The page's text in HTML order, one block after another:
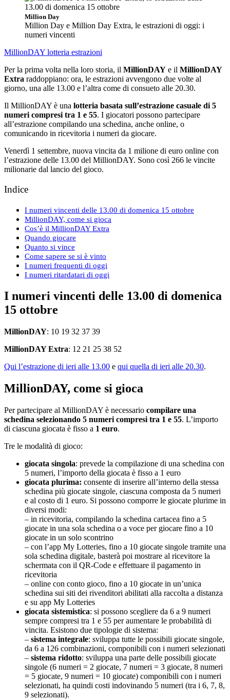
Million Day
Million Day e Million Day Extra, le estrazioni di oggi: i
numeri vincenti
MillionDAY lotteria estrazioni
Per la prima volta nella loro storia, il MillionDAY e il MillionDAY
Extra raddoppiano: ora, le estrazioni avvengono due volte al
giorno, una alle 13.00 e l’altra come di consueto alle 20.30.
Il MillionDAY è una lotteria basata sull’estrazione casuale di 5
numeri compresi tra 1 e 55. I giocatori possono partecipare
all’estrazione compilando una schedina, anche online, o
comunicando in ricevitoria i numeri da giocare.
Venerdì 1 settembre, nuova vincita da 1 milione di euro online con
l’estrazione delle 13.00 del MillionDAY. Sono così 266 le vincite
milionarie dal lancio del gioco.
Indice
I numeri vincenti delle 13.00 di domenica 15 ottobre
MillionDAY, come si gioca
Cos’è il MillionDAY Extra
Quando giocare
Quanto si vince
Come sapere se si è vinto
I numeri frequenti di oggi
I numeri ritardatari di oggi
I numeri vincenti delle 13.00 di domenica
15 ottobre
MillionDAY: 10 19 32 37 39
MillionDAY Extra: 12 21 25 38 52
Qui l’estrazione di ieri alle 13.00 e qui quella di ieri alle 20.30.
MillionDAY, come si gioca
Per partecipare al MillionDAY è necessario compilare una
schedina selezionando 5 numeri compresi tra 1 e 55. L’importo
di ciascuna giocata è fisso a 1 euro.
Tre le modalità di gioco:
giocata singola: prevede la compilazione di una schedina con
5 numeri, l’importo della giocata è fisso a 1 euro
giocata plurima: consente di inserire all’interno della stessa
schedina più giocate singole, ciascuna composta da 5 numeri
e al costo di 1 euro. Si possono comporre le giocate plurime in
diversi modi:
– in ricevitoria, compilando la schedina cartacea fino a 5
giocate in una sola schedina o a voce per giocare fino a 10
giocate in un solo scontrino
– con l’app My Lotteries, fino a 10 giocate singole tramite una
sola schedina digitale, basterà poi mostrare al ricevitore la
schermata con il QR-Code e effettuare il pagamento in
ricevitoria
– online con conto gioco, fino a 10 giocate in un’unica
schedina sui siti dei rivenditori abilitati alla raccolta a distanza
e su app My Lotteries
giocata sistemistica: si possono scegliere da 6 a 9 numeri
sempre compresi tra 1 e 55 per aumentare le probabilità di
vincita. Esistono due tipologie di sistema:
– sistema integrale: sviluppa tutte le possibili giocate singole,
da 6 a 126 combinazioni, componibili con i numeri selezionati
– sistema ridotto: sviluppa una parte delle possibili giocate
singole (6 numeri = 2 giocate, 7 numeri = 3 giocate, 8 numeri
= 5 giocate, 9 numeri = 10 giocate) componibili con i numeri
selezionati, ha quindi costi indovinando 5 numeri (tra i 6, 7, 8,
9 selezionati).